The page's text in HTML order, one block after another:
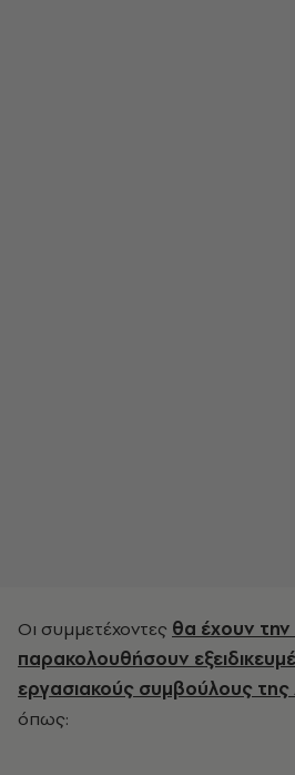
Οι συμμετέχοντες θα έχουν την
παρακολουθήσουν
εργασιακούς συμβούλους
όπως: